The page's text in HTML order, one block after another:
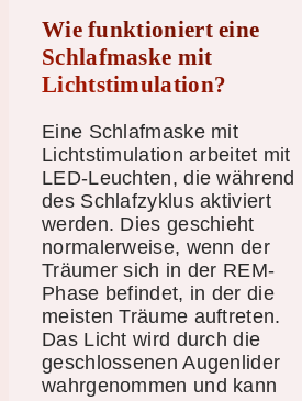
Wie funktioniert eine
Schlafmaske mit
Lichtstimulation?
Eine Schlafmaske mit
Lichtstimulation arbeitet mit
LED-Leuchten, die während
des Schlafzyklus aktiviert
werden. Dies geschieht
normalerweise, wenn der
Träumer sich in der REM-
Phase befindet, in der die
meisten Träume auftreten.
Das Licht wird durch die
geschlossenen Augenlider
wahrgenommen und kann